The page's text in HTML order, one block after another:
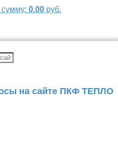
сумму: 0.00 руб.
на сайте ПКФ ТЕПЛО